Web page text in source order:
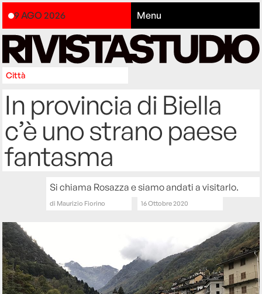
9 AGO 2026 Menu
Città
In provincia di Biella
c’è uno strano paese
fantasma
Si chiama Rosazza e siamo andati a visitarlo.
di Maurizio Fiorino 16 Ottobre 2020